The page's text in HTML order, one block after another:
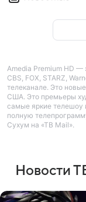
Amedia Premium HD —
CBS, FOX, STARZ,
телеканале. Это
США. Это премьеры
самые яркие телешоу
полную
Сухум на «ТВ Mail».
Новости